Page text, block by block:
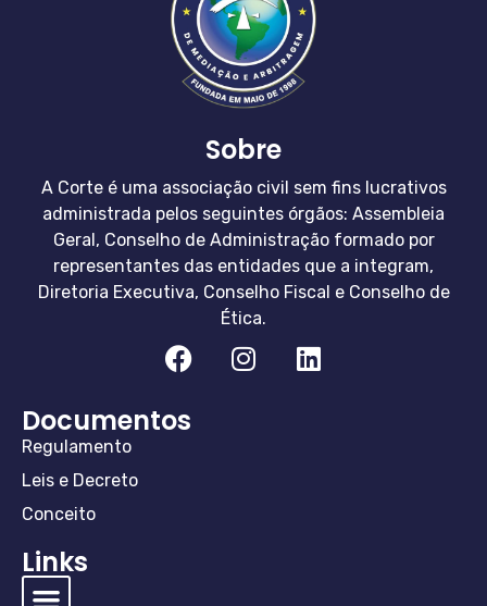
Sobre
A Corte é uma associação civil sem fins lucrativos
administrada pelos seguintes órgãos: Assembleia
Geral, Conselho de Administração formado por
representantes das entidades que a integram,
Diretoria Executiva, Conselho Fiscal e Conselho de
Ética.
Documentos
Regulamento
Leis e Decreto
Conceito
Links